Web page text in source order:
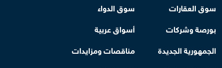
سوق العقارات
سوق الدواء
بورصة وشركات
أسواق عربية
الجمهورية الجديدة
مناقصات ومزايدات